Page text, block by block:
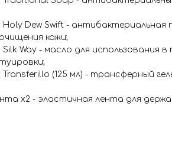
Holy Dew Swift - антибактериальная
кожи;
Way - масло для использования в
Transferillo (125 мл) - трансферный
х2 - эластичная лента для